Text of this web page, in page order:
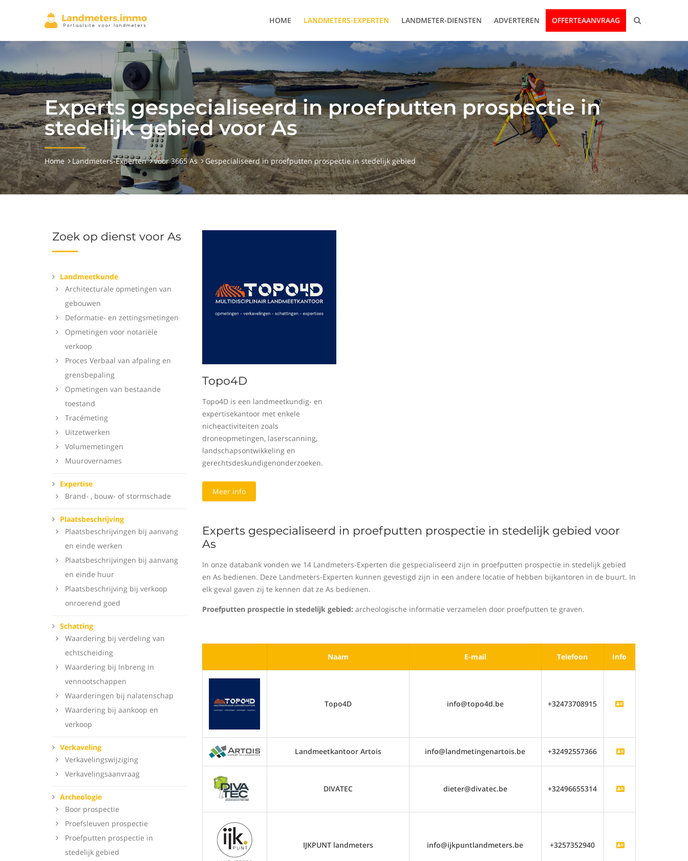
HOME LANDMETERS-EXPERTEN LANDMETER-DIENSTEN ADVERTEREN OFFERTEAANVRAAG
Experts gespecialiseerd in proefputten prospectie in
stedelijk gebied voor As
Home Landmeters-Experten voor 3665 As Gespecialiseerd in proefputten prospectie in stedelijk gebied
Zoek op dienst voor As
Landmeetkunde
Architecturale opmetingen van
gebouwen
Deformatie- en zettingsmetingen
Opmetingen voor notariële
verkoop
Proces Verbaal van afpaling en
grensbepaling
Opmetingen van bestaande
toestand
Tracémeting
Uitzetwerken
Volumemetingen
Muurovernames
Expertise
Brand- , bouw- of stormschade
Plaatsbeschrijving
Plaatsbeschrijvingen bij aanvang
en einde werken
Plaatsbeschrijvingen bij aanvang
en einde huur
Plaatsbeschrijving bij verkoop
onroerend goed
Schatting
Waardering bij verdeling van
echtscheiding
Waardering bij Inbreng in
vennootschappen
Waarderingen bij nalatenschap
Waardering bij aankoop en
verkoop
Verkaveling
Verkavelingswijziging
Verkavelingsaanvraag
Archeologie
Boor prospectie
Proefsleuven prospectie
Proefputten prospectie in
stedelijk gebied
Topo4D
Topo4D is een landmeetkundig- en
expertisekantoor met enkele
nicheactiviteiten zoals
droneopmetingen, laserscanning,
landschapsontwikkeling en
gerechtsdeskundigenonderzoeken.
Meer info
Experts gespecialiseerd in proefputten prospectie in stedelijk gebied voor
As
In onze databank vonden we 14 Landmeters-Experten die gespecialiseerd zijn in proefputten prospectie in stedelijk gebied
en As bedienen. Deze Landmeters-Experten kunnen gevestigd zijn in een andere locatie of hebben bijkantoren in de buurt. In
elk geval gaven zij te kennen dat ze As bedienen.
Proefputten prospectie in stedelijk gebied: archeologische informatie verzamelen door proefputten te graven.
Naam E-mail Telefoon Info
Topo4D info@topo4d.be +32473708915
Landmeetkantoor Artois info@landmetingenartois.be +32492557366
DIVATEC dieter@divatec.be +32496655314
IJKPUNT landmeters info@ijkpuntlandmeters.be +3257352940